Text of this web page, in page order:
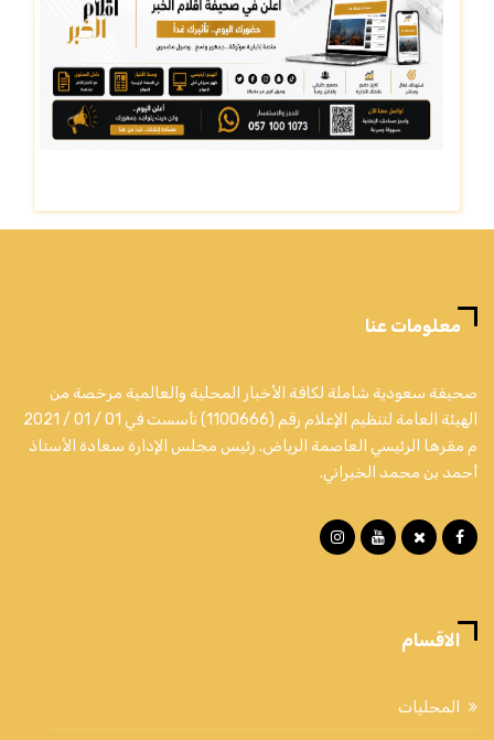
معلومات عنا
صحيفة سعودية شاملة لكافة الأخبار المحلية والعالمية مرخصة من
الهيئة العامة لتنظيم الإعلام رقم (1100666) تأسست في 01 / 01 / 2021
م مقرها الرئيسي العاصمة الرياض. رئيس مجلس الإدارة سعادة الأستاذ
أحمد بن محمد الخبراني.
الاقسام
المحليات